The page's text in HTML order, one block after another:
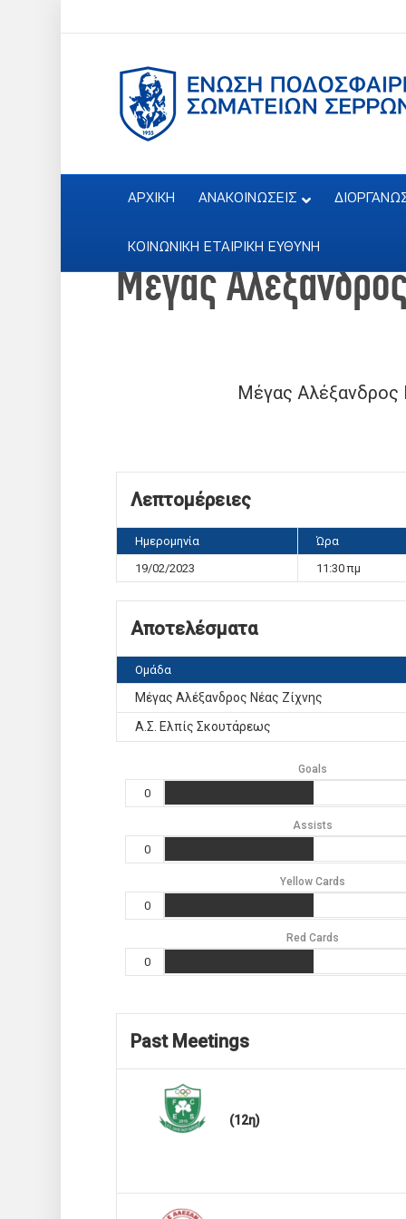
ΑΡΧΙΚΗ ΑΝΑΚΟΙΝΩΣΕΙΣ
ΚΟΙΝΩΝΙΚΗ ΕΤΑΙΡΙΚΗ ΕΥΘΥΝΗ
Μέγας
Μέγας Αλέξανδρος
Λεπτομέρειες
Ημερομηνία
Ώρα
19/02/2023
11:30 πμ
Αποτελέσματα
Ομάδα
Μέγας Αλέξανδρος Νέας Ζίχνης
Α.Σ. Ελπίς Σκουτάρεως
Goals
0
Assists
0
Yellow Cards
0
Red Cards
0
Past Meetings
(12η)